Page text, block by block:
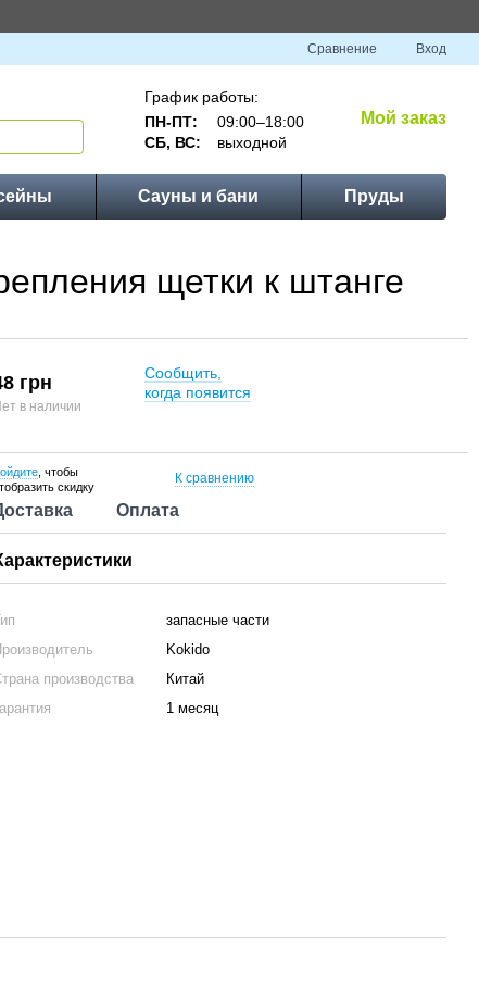
Сравнение Вход
График работы:
ПН-ПТ:
09:00–18:00
СБ, ВС:
выходной
Мой заказ
Сауны и бани Пруды
щетки к штанге
грн
в наличии
Сообщить,
когда появится
, чтобы
скидку
К сравнению
Оплата
запасные части
Kokido
производства
Китай
1 месяц